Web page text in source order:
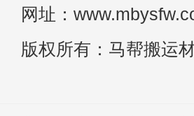
网址：
版权所有：马帮搬运